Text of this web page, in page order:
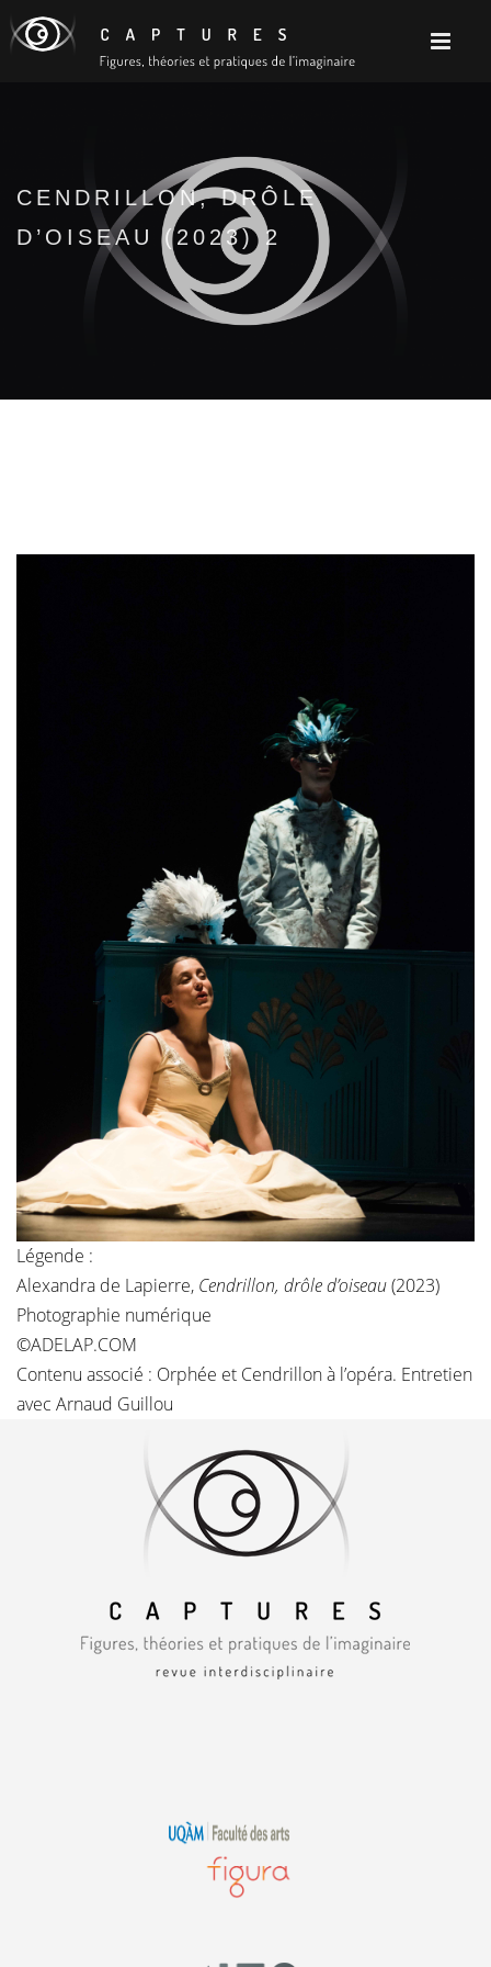
CENDRILLON, DRÔLE
D’OISEAU (2023) 2
Légende :
Alexandra de Lapierre, Cendrillon, drôle d’oiseau(2023)
Photographie numérique
©ADELAP.COM
Contenu associé : Orphée et Cendrillon à l’opéra. Entretien
avec Arnaud Guillou